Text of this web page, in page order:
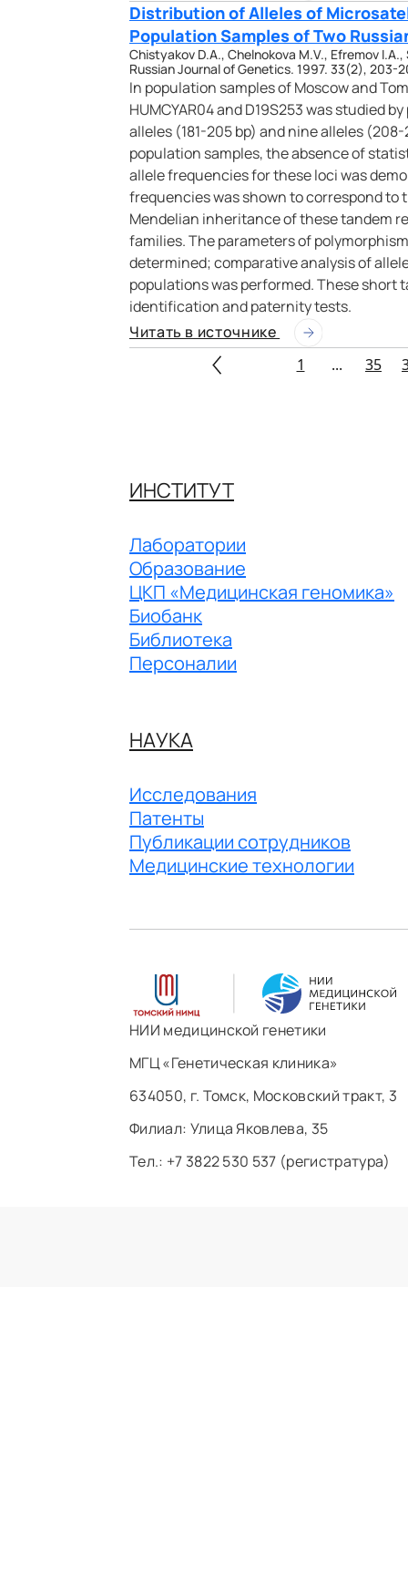
Distribution of Alleles of
Population Samples of Two
Chistyakov D.A., Chelnokova M.V., Efremov
Russian Journal of Genetics. 1997. 33(2), 203-
In population samples of Moscow and
HUMCYAR04 and D19S253 was studied
alleles (181-205 bp) and nine alleles
population samples, the absence of
allele frequencies for these loci was
frequencies was shown to correspond
Mendelian inheritance of these tandem
families. The parameters of
determined; comparative analysis of
populations was performed. These short
identification and paternity tests.
Читать в источнике
1
... 35
ИНСТИТУТ
Лаборатории
Образование
ЦКП «Медицинская геномика»
Биобанк
Библиотека
Персоналии
НАУКА
Исследования
Патенты
Публикации сотрудников
Медицинские технологии
НИИ медицинской генетики
МГЦ «Генетическая клиника»
634050, г. Томск, Московский тракт, 3
Филиал: ​Улица Яковлева, 35
Тел.: +7 3822 530 537 (регистратура)